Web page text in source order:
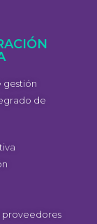
gestión
de
proveedores